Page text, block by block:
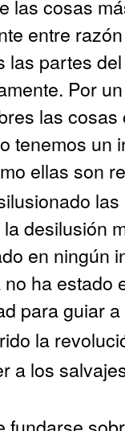
las cosas
entre
las partes
Por
las
tenemos un
ellas son
desilusión
en ningún
ha
para guiar
la
a los